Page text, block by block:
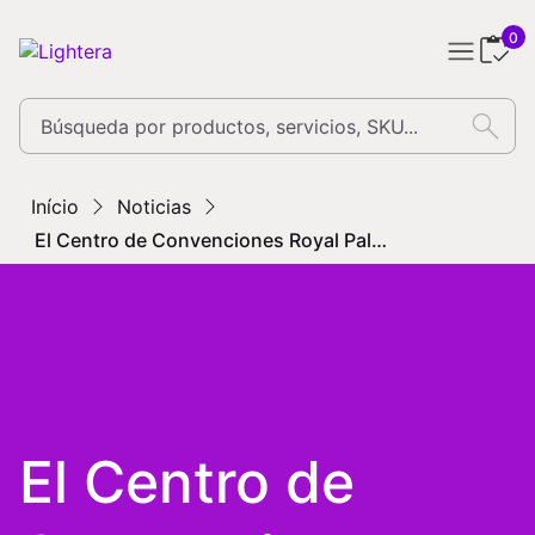
0
search
Início
Noticias
El Centro de Convenciones Royal Palm Hall adopta
El Centro de